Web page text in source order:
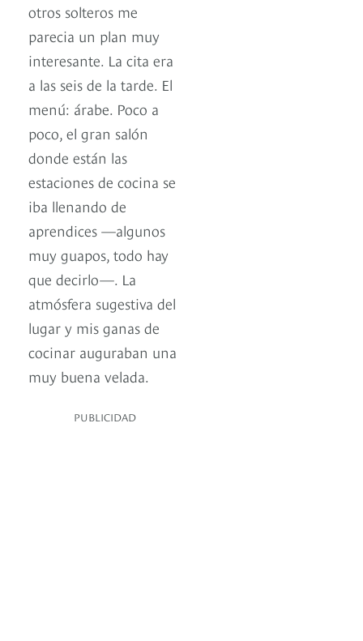
otros solteros me
parecia un plan muy
interesante. La cita era
a las seis de la tarde. El
menú: árabe. Poco a
poco, el gran salón
donde están las
estaciones de cocina se
iba llenando de
aprendices —algunos
muy guapos, todo hay
que decirlo—. La
atmósfera sugestiva del
lugar y mis ganas de
cocinar auguraban una
muy buena velada.
PUBLICIDAD